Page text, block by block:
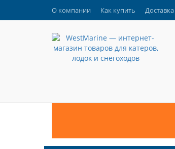
О компании Как купить Доставка